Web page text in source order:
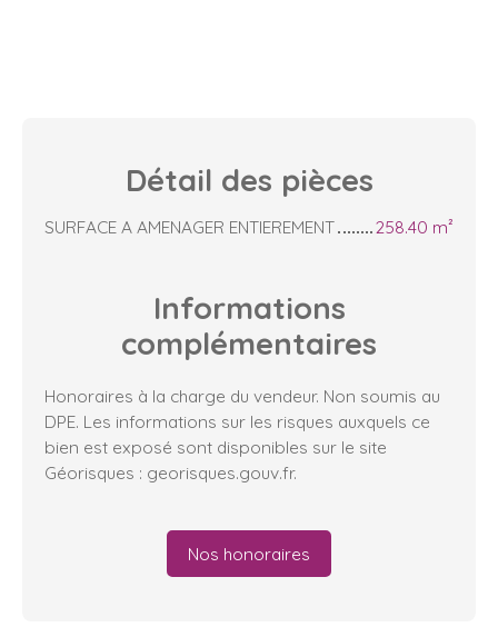
Détail des pièces
SURFACE A AMENAGER ENTIEREMENT 258.40 m²
Informations
complémentaires
Honoraires à la charge du vendeur. Non soumis au
DPE. Les informations sur les risques auxquels ce
bien est exposé sont disponibles sur le site
Géorisques : georisques.gouv.fr.
Nos honoraires